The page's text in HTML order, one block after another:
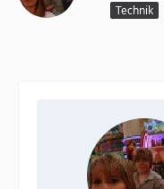
Technik